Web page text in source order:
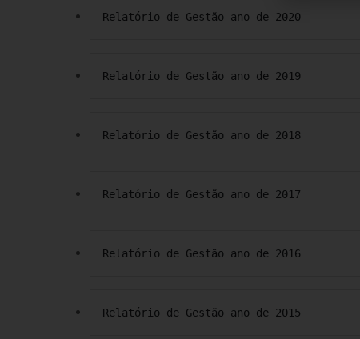
Relatório de Gestão ano de 2020
Relatório de Gestão ano de 2019
Relatório de Gestão ano de 2018
Relatório de Gestão ano de 2017
Relatório de Gestão ano de 2016
Relatório de Gestão ano de 2015